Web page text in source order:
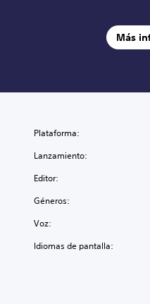
Más
Plataforma:
Lanzamiento:
Editor:
Géneros:
Voz:
Idiomas de pantalla: